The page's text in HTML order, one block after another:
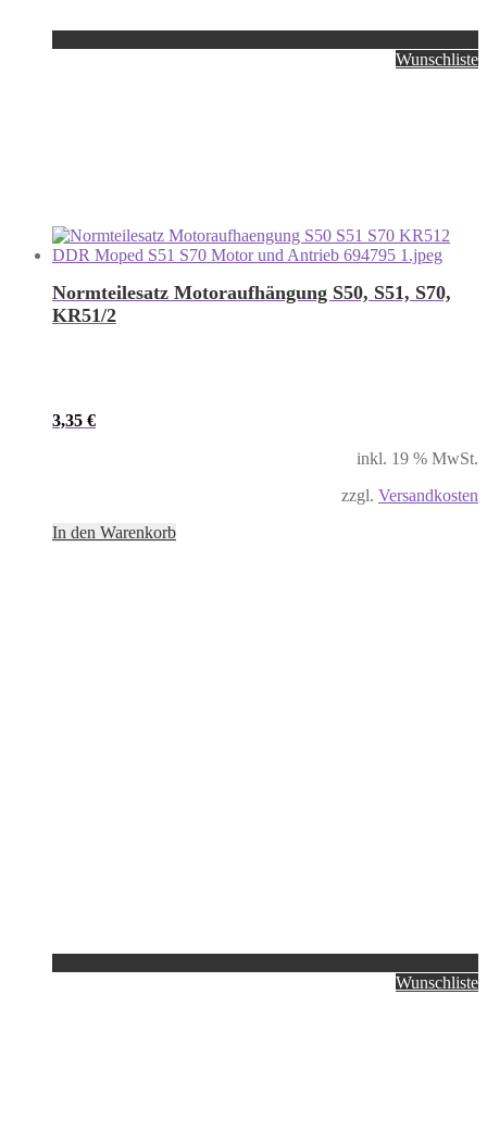
Wunschliste
Normteilesatz Motoraufhängung S50, S51, S70,
KR51/2
3,35 €
inkl. 19 % MwSt.
zzgl. Versandkosten
In den Warenkorb
Wunschliste